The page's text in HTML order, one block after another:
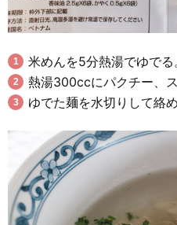
米めんを5分熱湯でゆでる
熱湯300ccにパクチー、
ゆでた麺を水切りして絡